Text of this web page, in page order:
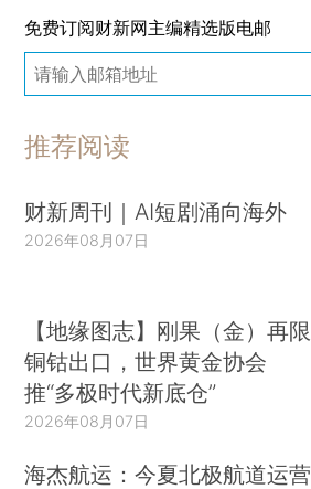
免费订阅财新网主编精选版电邮
推荐阅读
财新周刊｜AI短剧涌向海外
2026年08月07日
【地缘图志】刚果（金）再限
铜钴出口，世界黄金协会
推“多极时代新底仓”
2026年08月07日
海杰航运：今夏北极航道运营